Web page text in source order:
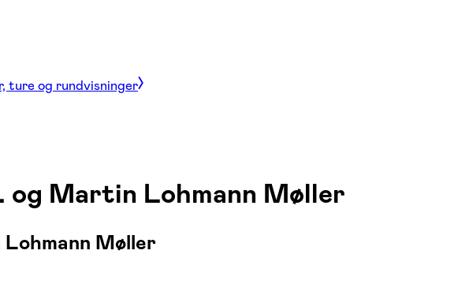
ture og rundvisninger
og Martin Lohmann Møller
Møller